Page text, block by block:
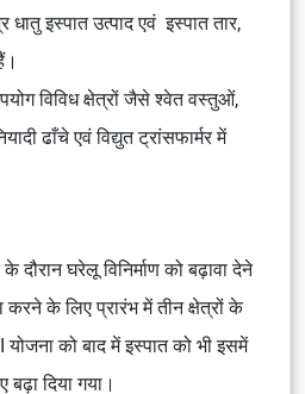
धातु इस्पात उत्पाद एवं इस्पात तार,
विविध क्षेत्रों जैसे श्वेत वस्तुओं,
ढाँचे एवं विद्युत ट्रांसफार्मर में
घरेलू विनिर्माण को बढ़ावा देने
के लिए प्रारंभ में तीन क्षेत्रों के
योजना को बाद में इस्पात को भी इसमें
दिया गया।